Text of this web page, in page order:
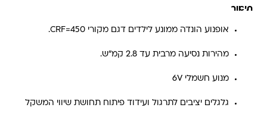
תיאור
אופנוע הונדה ממונע לילדים דגם מקורי CRF=450.
מהירות נסיעה מרבית עד 2.8 קמ”ש.
מנוע חשמלי 6V
גלגלים יציבים לתרגול ועידוד פיתוח תחושת שיווי המשקל